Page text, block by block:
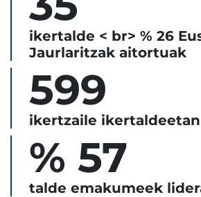
ikertalde < br> % 26
Jaurlaritzak aitortuak
599
ikertzaile
% 57
talde emakumeek